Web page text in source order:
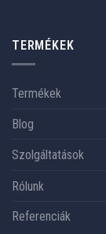
TERMÉKEK
Termékek
Blog
Szolgáltatások
Rólunk
Referenciák